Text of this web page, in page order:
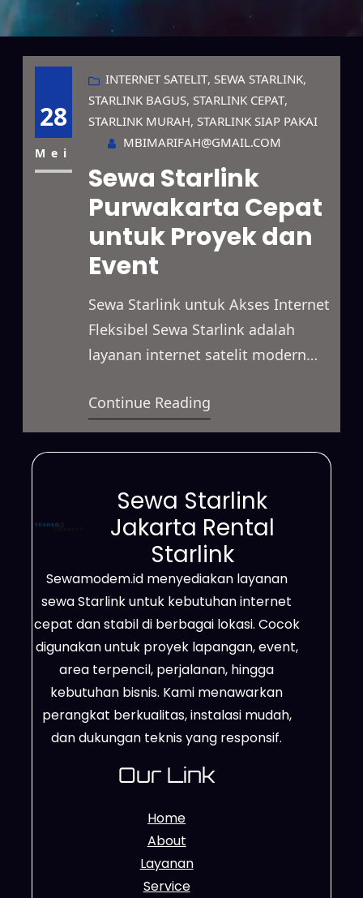
28
Mei
INTERNET SATELIT, SEWA STARLINK
STARLINK BAGUS, STARLINK CEPAT
STARLINK MURAH, STARLINK SIAP PAKAI
MBIMARIFAH@GMAIL.COM
Sewa Starlink
Purwakarta Cepat
untuk Proyek dan
Event
Sewa Starlink untuk Akses Internet
Fleksibel Sewa Starlink adalah
layanan internet satelit modern
stabil, dan fleksibel untuk berbagai
kebutuhan. Layanan ini dapat
digunakan untuk keperluan bisnis,
penggunaan pribadi dengan
sistem sewa yang mudah. Selain
itu, jaringannya mampu
menjangkau wilayah terpencil,
area dengan sinyal lemah, hingga
lokasi yang…
Continue Reading
Sewa Starlink
Jakarta Rental
Starlink
Sewamodem.id menyediakan layanan
sewa Starlink untuk kebutuhan internet
cepat dan stabil di berbagai lokasi. Cocok
digunakan untuk proyek lapangan, event,
area terpencil, perjalanan, hingga
kebutuhan bisnis. Kami menawarkan
perangkat berkualitas, instalasi mudah,
dan dukungan teknis yang responsif.
Our Link
Home
About
Layanan
Service